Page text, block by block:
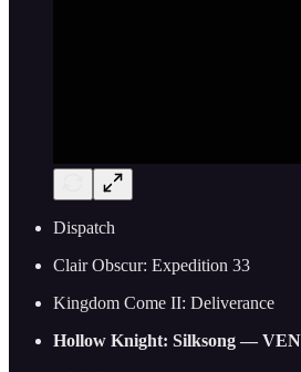
Dispatch
Clair Obscur: Expedition 33
Kingdom Come II: Deliverance
Hollow Knight: Silksong —